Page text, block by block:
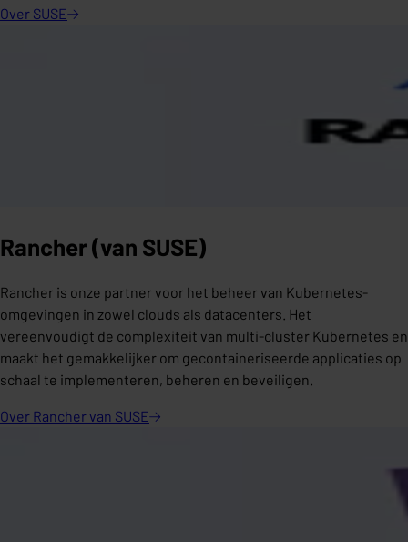
Over SUSE
Rancher (van SUSE)
Rancher is onze partner voor het beheer van Kubernetes-
omgevingen in zowel clouds als datacenters. Het
vereenvoudigt de complexiteit van multi-cluster Kubernetes en
maakt het gemakkelijker om gecontaineriseerde applicaties op
schaal te implementeren, beheren en beveiligen.
Over Rancher van SUSE